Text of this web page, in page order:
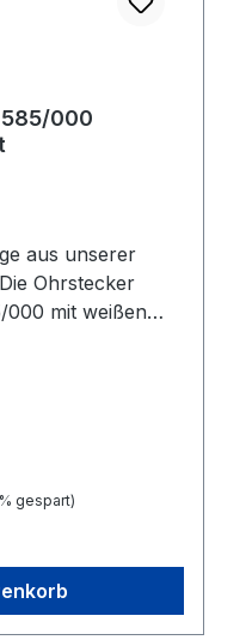
000
aus unserer
Ohrstecker
000 mit weißen
die
hochwertig
gespart)